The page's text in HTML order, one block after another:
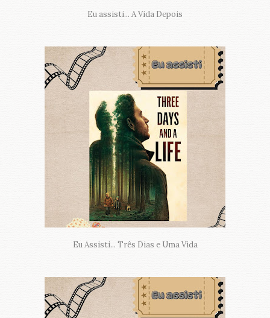
Eu assisti... A Vida Depois
Eu Assisti... Três Dias e Uma Vida